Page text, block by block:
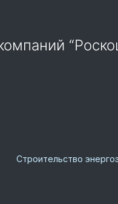
компаний
Строительство